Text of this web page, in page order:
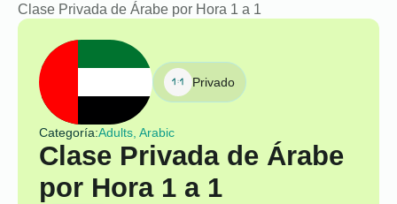
Clase Privada de Árabe por Hora 1 a 1
Privado
Categoría:Adults, Arabic
Clase Privada de Árabe
por Hora 1 a 1